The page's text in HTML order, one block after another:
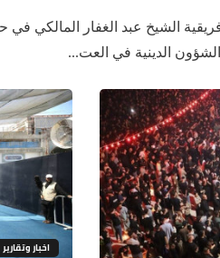
الشيخ عبد الغفار المالكي
الشؤون الدينية في العت...
اخبار وتقارير